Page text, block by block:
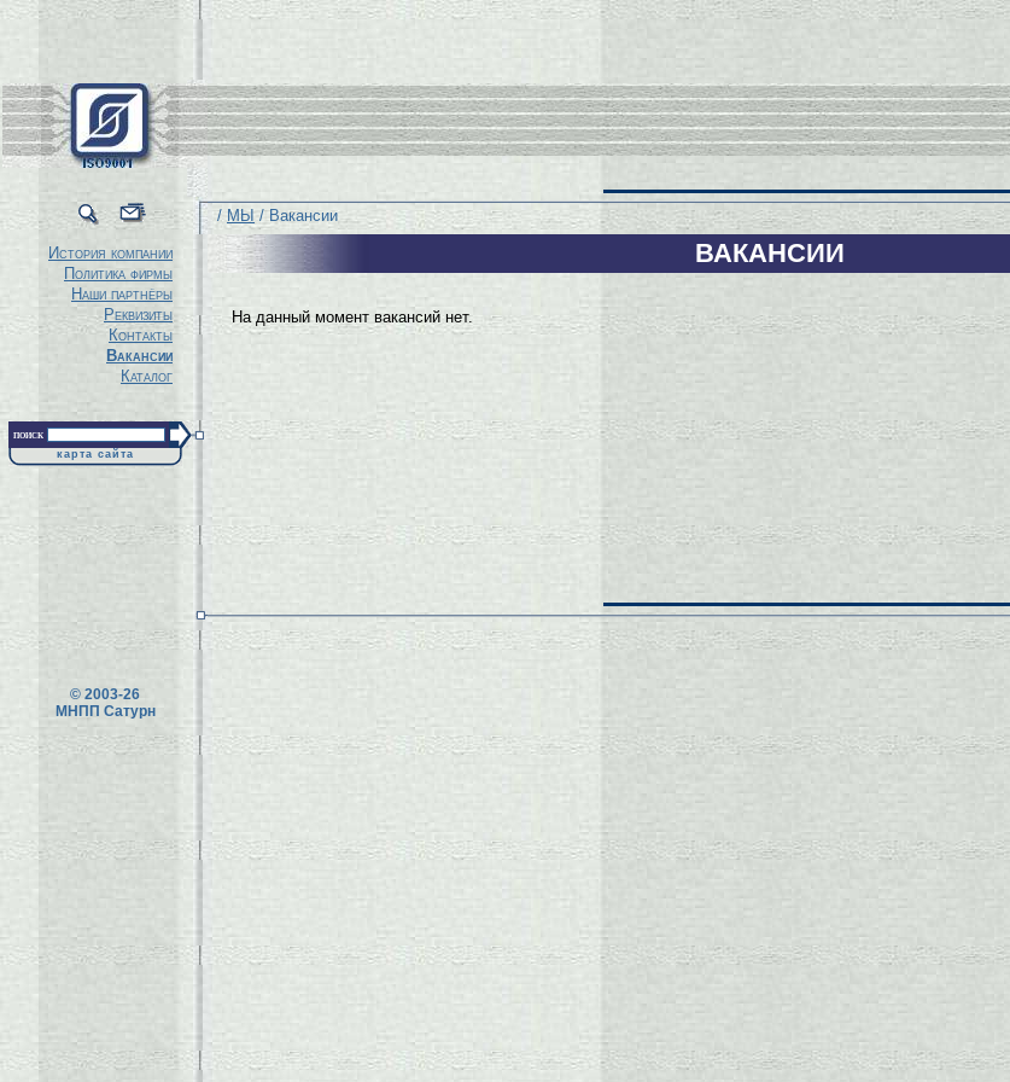
/ МЫ/ Вакансии
История компании
Политика фирмы
Наши партнёры
Реквизиты
Контакты
Вакансии
Каталог
поиск
карта сайта
ВАКАНСИИ
На данный момент вакансий нет.
© 2003-26
МНПП Сатурн